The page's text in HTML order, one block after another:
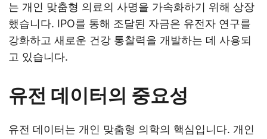
는 개인 맞춤형 의료의 사명을 가속화하기 위해 상장
했습니다. IPO를 통해 조달된 자금은 유전자 연구를
강화하고 새로운 건강 통찰력을 개발하는 데 사용되
고 있습니다.
유전 데이터의 중요성
유전 데이터는 개인 맞춤형 의학의 핵심입니다. 개인